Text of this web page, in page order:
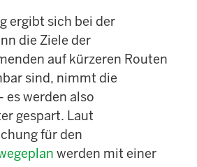
ergibt sich bei der
die Ziele der
auf kürzeren Routen
sind, nimmt die
es werden also
gespart. Laut
für den
werden mit einer